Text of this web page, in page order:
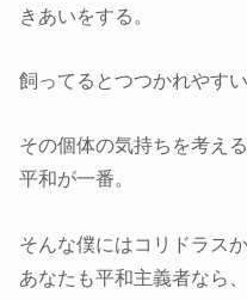
きあいをする。
飼ってるとつつかれやす
その個体の気持ちを考え
平和が一番。
そんな僕にはコリドラス
あなたも平和主義者なら